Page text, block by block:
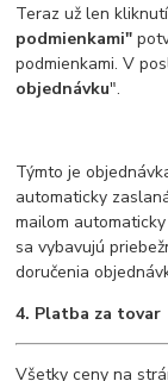
Teraz už len
podmienkami"
podmienkami. V
objednávku".
Týmto je
automaticky
mailom
sa vybavujú
doručenia
4. Platba za tovar
Všetky ceny na